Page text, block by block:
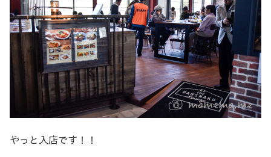
やっと入店です！！